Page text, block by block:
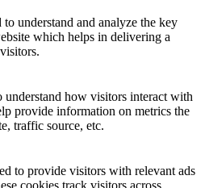
understand and analyze the key
which helps in delivering a
understand how visitors interact with
provide information on metrics the
traffic source, etc.
to provide visitors with relevant ads